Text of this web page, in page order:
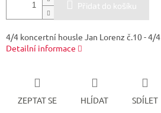
Přidat do košíku
4/4 koncertní housle Jan Lorenz č.10 - 4/4
Detailní informace
ZEPTAT SE HLÍDAT SDÍLET